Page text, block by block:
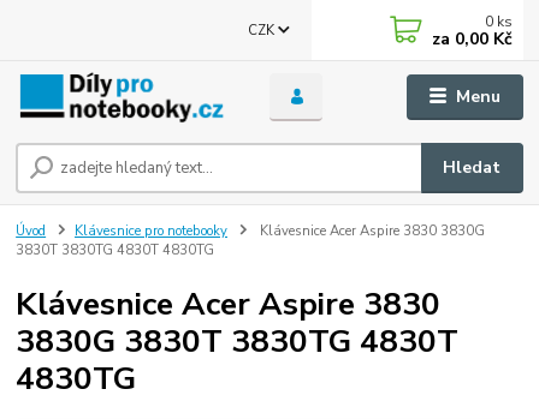
Menu
CZK
Hledat
0 ks
za 0,00 Kč
Úvod Klávesnice pro notebooky
Klávesnice Acer Aspire 3830 3830G
3830T 3830TG 4830T 4830TG
Klávesnice Acer Aspire 3830
3830G 3830T 3830TG 4830T
4830TG